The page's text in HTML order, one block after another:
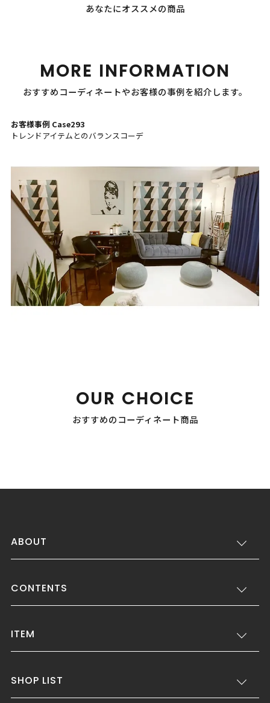
あなたにオススメの商品
MORE INFORMATION
おすすめコーディネートやお客様の事例を紹介します。
お客様事例 Case293
トレンドアイテムとのバランスコーデ
OUR CHOICE
おすすめのコーディネート商品
ABOUT
CONTENTS
ITEM
SHOP LIST